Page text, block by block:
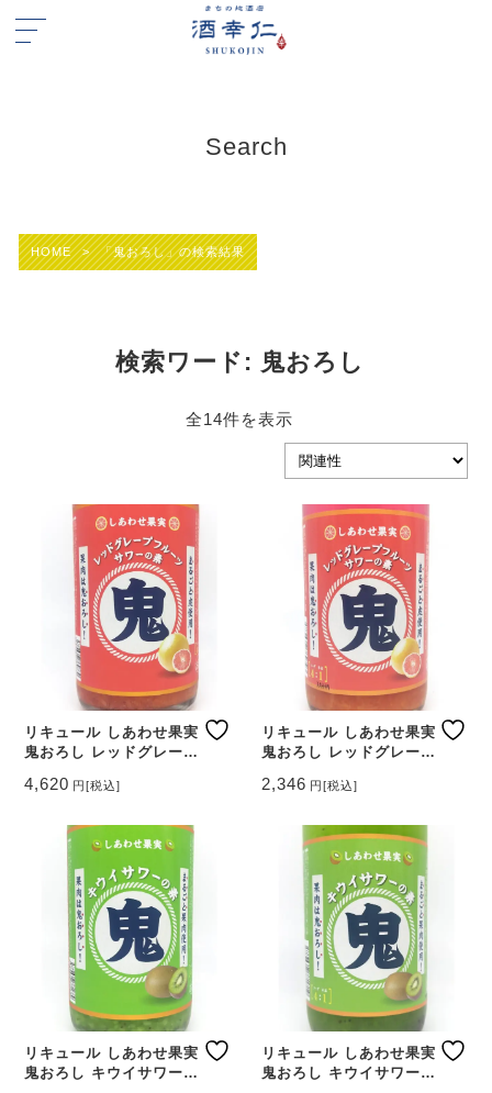
Search
HOME > 「鬼おろし」の検索結果
検索ワード: 鬼おろし
全14件を表示
リキュール しあわせ果実
鬼おろし レッドグレープ
1800ml 【北海道 北のさ
4,620 円[税込]
リキュール しあわせ果実
鬼おろし レッドグレープ
720ml 【北海道 北のさ
2,346 円[税込]
リキュール しあわせ果実
鬼おろし キウイサワーの
リキュール しあわせ果実
鬼おろし キウイサワーの